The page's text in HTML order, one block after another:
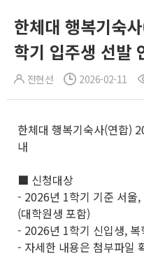
한체대 행복기숙
학기 입주생 선발
전현선 2026-02-11
한체대 행복기숙사(연합)
내
■ 신청대상
- 2026년 1학기 기준 서울
(대학원생 포함)
- 2026년 1학기 신입생, 복
- 자세한 내용은 첨부파일